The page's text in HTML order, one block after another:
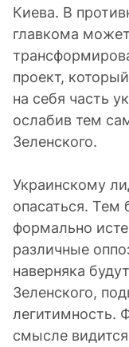
Киева. В
главкома
проект,
на себя часть
ослабив тем
Зеленского.
Украинскому
опасаться. Тем
формально
различные
наверняка
Зеленского,
легитимность.
смысле